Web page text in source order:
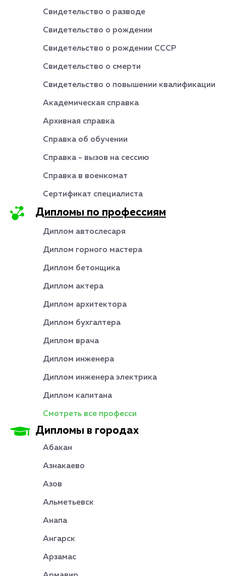
Свидетельство о разводе
Свидетельство о рождении
Свидетельство о рождении СССР
Свидетельство о смерти
Свидетельство о повышении квалификации
Академическая справка
Архивная справка
Справка об обучении
Справка - вызов на сессию
Справка в военкомат
Сертификат специалиста
Дипломы по профессиям
Диплом автослесаря
Диплом горного мастера
Диплом бетонщика
Диплом актера
Диплом архитектора
Диплом бухгалтера
Диплом врача
Диплом инженера
Диплом инженера электрика
Диплом капитана
Смотреть все професси
Дипломы в городах
Абакан
Азнакаево
Азов
Альметьевск
Анапа
Ангарск
Арзамас